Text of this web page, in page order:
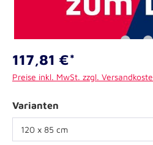
117,81 €*
Preise inkl. MwSt. zzgl.
Varianten